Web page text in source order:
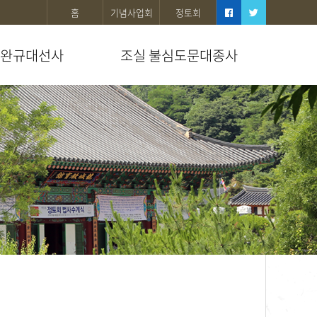
홈 기념사업회 정토회
규대선사 조실 불심도문대종사